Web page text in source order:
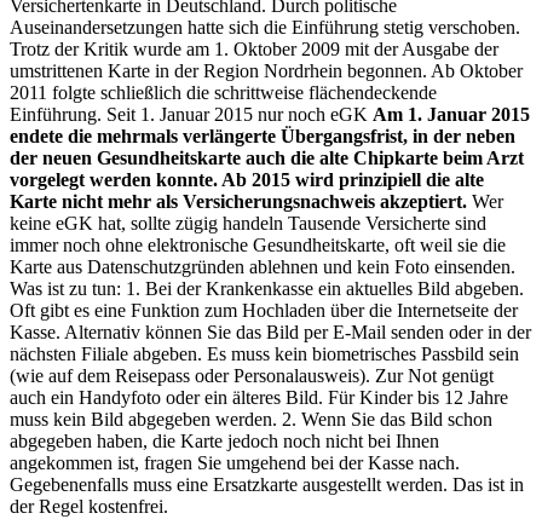
Versichertenkarte in Deutschland. Durch politische
Auseinandersetzungen hatte sich die Einführung stetig verschoben.
Trotz der Kritik wurde am 1. Oktober 2009 mit der Ausgabe der
umstrittenen Karte in der Region Nordrhein begonnen. Ab Oktober
2011 folgte schließlich die schrittweise flächendeckende
Einführung. Seit 1. Januar 2015 nur noch eGK Am 1. Januar 2015
endete die mehrmals verlängerte Übergangsfrist, in der neben
der neuen Gesundheitskarte auch die alte Chipkarte beim Arzt
vorgelegt werden konnte. Ab 2015 wird prinzipiell die alte
Karte nicht mehr als Versicherungsnachweis akzeptiert. Wer
keine eGK hat, sollte zügig handeln Tausende Versicherte sind
immer noch ohne elektronische Gesundheitskarte, oft weil sie die
Karte aus Datenschutzgründen ablehnen und kein Foto einsenden.
Was ist zu tun: 1. Bei der Krankenkasse ein aktuelles Bild abgeben.
Oft gibt es eine Funktion zum Hochladen über die Internetseite der
Kasse. Alternativ können Sie das Bild per E-Mail senden oder in der
nächsten Filiale abgeben. Es muss kein biometrisches Passbild sein
(wie auf dem Reisepass oder Personalausweis). Zur Not genügt
auch ein Handyfoto oder ein älteres Bild. Für Kinder bis 12 Jahre
muss kein Bild abgegeben werden. 2. Wenn Sie das Bild schon
abgegeben haben, die Karte jedoch noch nicht bei Ihnen
angekommen ist, fragen Sie umgehend bei der Kasse nach.
Gegebenenfalls muss eine Ersatzkarte ausgestellt werden. Das ist in
der Regel kostenfrei.